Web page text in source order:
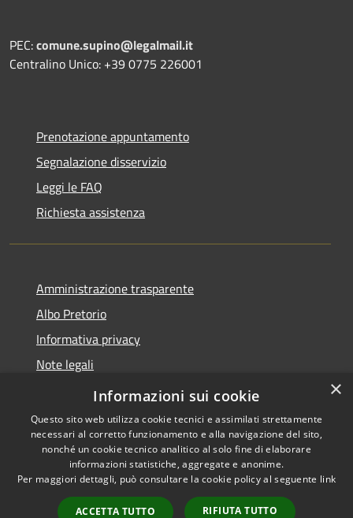
PEC:comune.supino@legalmail.it
Centralino Unico: +39 0775 226001
Prenotazione appuntamento
Segnalazione disservizio
Leggi le FAQ
Richiesta assistenza
Amministrazione trasparente
Albo Pretorio
Informativa privacy
Note legali
Dichiarazione di accessibilità
Accessibilità
Copyright © 2026 • Comune di
Supino • Powered by
Municipium•
Accesso
×
Informazioni sui cookie
Questo sito web utilizza cookie tecnici e assimilati strettamente
necessari al corretto funzionamento e alla navigazione del sito,
nonché un cookie tecnico analitico al solo fine di elaborare
informazioni statistiche, aggregate e anonime.
Per maggiori dettagli, può consultare la cookie policy al seguente link
ACCETTA TUTTO RIFIUTA TUTTO